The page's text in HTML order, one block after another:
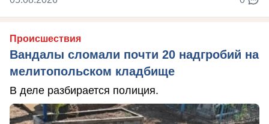
Происшествия
Вандалы сломали почти 20 надгробий на
мелитопольском кладбище
В деле разбирается полиция.